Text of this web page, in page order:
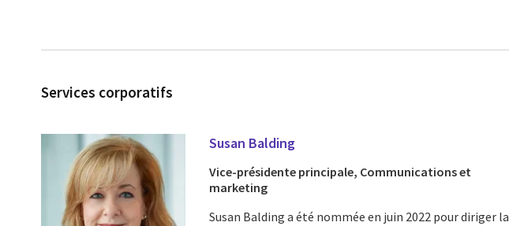
Services corporatifs
Susan Balding
Vice-présidente principale, Communications et
marketing
Susan Balding a été nommée en juin 2022 pour diriger la